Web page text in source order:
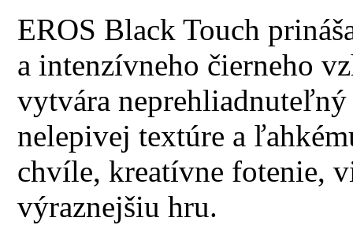
EROS Black Touch
a intenzívneho čierneho
vytvára
nelepivej textúre a
chvíle, kreatívne fotenie,
výraznejšiu hru.